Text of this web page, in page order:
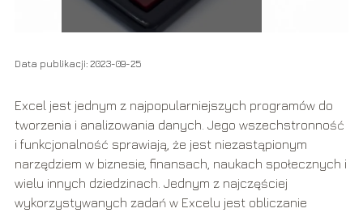
Data publikacji: 2023-09-25
Excel jest jednym z najpopularniejszych programów do
tworzenia i analizowania danych. Jego wszechstronność
i funkcjonalność sprawiają, że jest niezastąpionym
narzędziem w biznesie, finansach, naukach społecznych i
wielu innych dziedzinach. Jednym z najczęściej
wykorzystywanych zadań w Excelu jest obliczanie